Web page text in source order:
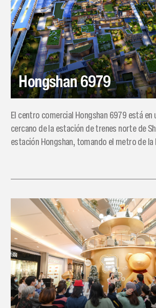
Hongshan 6979
El centro comercial Hongshan 6979 está en
cercano de la estación de trenes norte de
estación Hongshan, tomando el metro de la